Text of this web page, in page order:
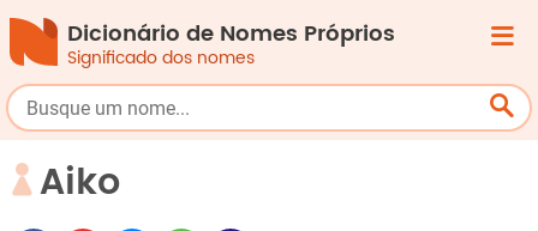
Dicionário de Nomes Próprios
Significado dos nomes
Aiko